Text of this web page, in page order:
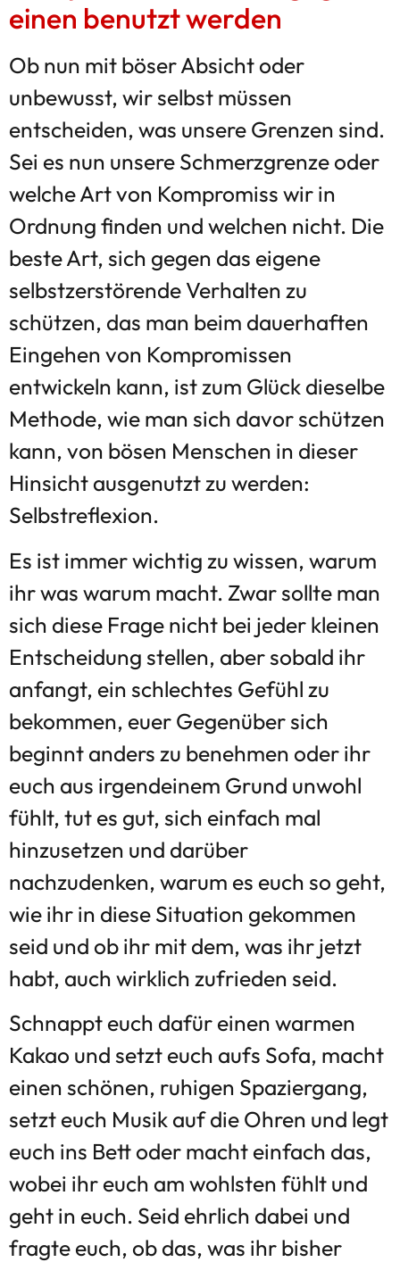
einen benutzt werden
Ob nun mit böser Absicht oder
unbewusst, wir selbst müssen
entscheiden, was unsere Grenzen sind.
Sei es nun unsere Schmerzgrenze oder
welche Art von Kompromiss wir in
Ordnung finden und welchen nicht. Die
beste Art, sich gegen das eigene
selbstzerstörende Verhalten zu
schützen, das man beim dauerhaften
Eingehen von Kompromissen
entwickeln kann, ist zum Glück dieselbe
Methode, wie man sich davor schützen
kann, von bösen Menschen in dieser
Hinsicht ausgenutzt zu werden:
Selbstreflexion.
Es ist immer wichtig zu wissen, warum
ihr was warum macht. Zwar sollte man
sich diese Frage nicht bei jeder kleinen
Entscheidung stellen, aber sobald ihr
anfangt, ein schlechtes Gefühl zu
bekommen, euer Gegenüber sich
beginnt anders zu benehmen oder ihr
euch aus irgendeinem Grund unwohl
fühlt, tut es gut, sich einfach mal
hinzusetzen und darüber
nachzudenken, warum es euch so geht,
wie ihr in diese Situation gekommen
seid und ob ihr mit dem, was ihr jetzt
habt, auch wirklich zufrieden seid.
Schnappt euch dafür einen warmen
Kakao und setzt euch aufs Sofa, macht
einen schönen, ruhigen Spaziergang,
setzt euch Musik auf die Ohren und legt
euch ins Bett oder macht einfach das,
wobei ihr euch am wohlsten fühlt und
geht in euch. Seid ehrlich dabei und
fragte euch, ob das, was ihr bisher